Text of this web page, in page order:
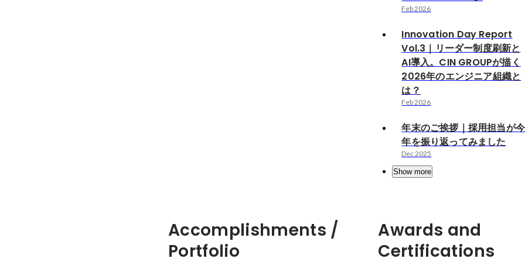
Feb 2026
Innovation Day Report
Vol.3｜リーダー制度刷新と
AI導入。CIN GROUPが描く
2026年のエンジニア組織と
は？
Feb 2026
年末のご挨拶｜採用担当が今
年を振り返ってみました
Dec 2025
Show more
Accomplishments /
Portfolio
Awards and
Certifications